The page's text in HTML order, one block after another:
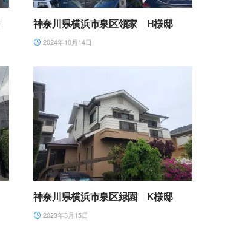
神奈川県横浜市泉区領家 H様邸
2024年10月14日
神奈川県横浜市泉区緑園 K様邸
2023年3月15日